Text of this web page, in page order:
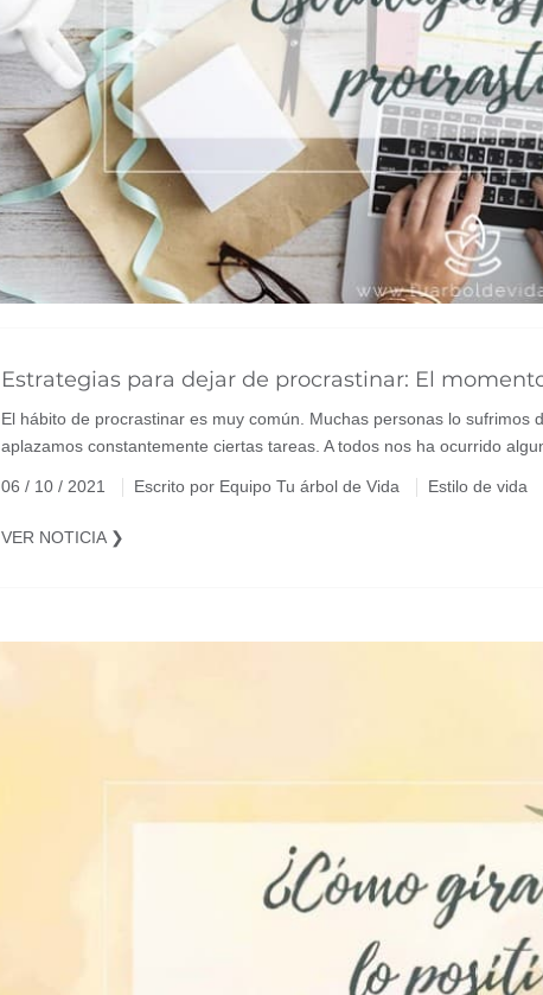
Estrategias para dejar de procrastinar: El
El hábito de procrastinar es muy común. Muchas personas lo
aplazamos constantemente ciertas tareas. A todos nos ha ocurrido
06 / 10 / 2021 Escrito por Equipo Tu árbol de Vida Estilo de vida
VER NOTICIA ❯